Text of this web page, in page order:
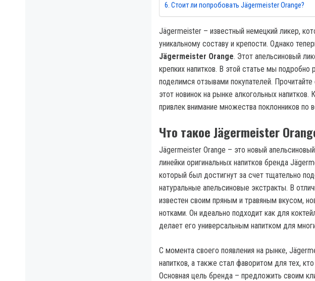
Стоит ли попробовать Jägermeister Orange?
Jägermeister – известный немецкий ликер,
уникальному составу и крепости. Однако
Jägermeister Orange. Этот апельсиновый
крепких напитков. В этой статье мы
поделимся отзывами покупателей.
этот новинок на рынке алкогольных напитков.
привлек внимание множества поклонников по
Что такое Jägermeister
Jägermeister Orange – это новый
линейки оригинальных напитков бренда
который был достигнут за счет тщательно
натуральные апельсиновые экстракты. В
известен своим пряным и травяным вкусом,
нотками. Он идеально подходит как для
делает его универсальным напитком для
С момента своего появления на рынке,
напитков, а также стал фаворитом для тех,
Основная цель бренда – предложить своим